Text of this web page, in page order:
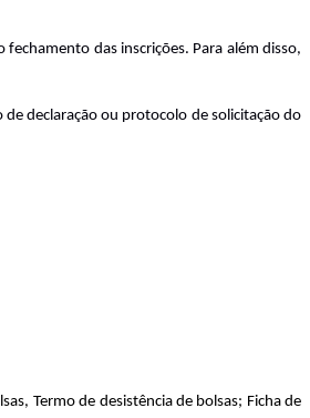
das inscrições. Para além disso,
declaração ou protocolo de solicitação do
Termo de desistência de bolsas; Ficha de